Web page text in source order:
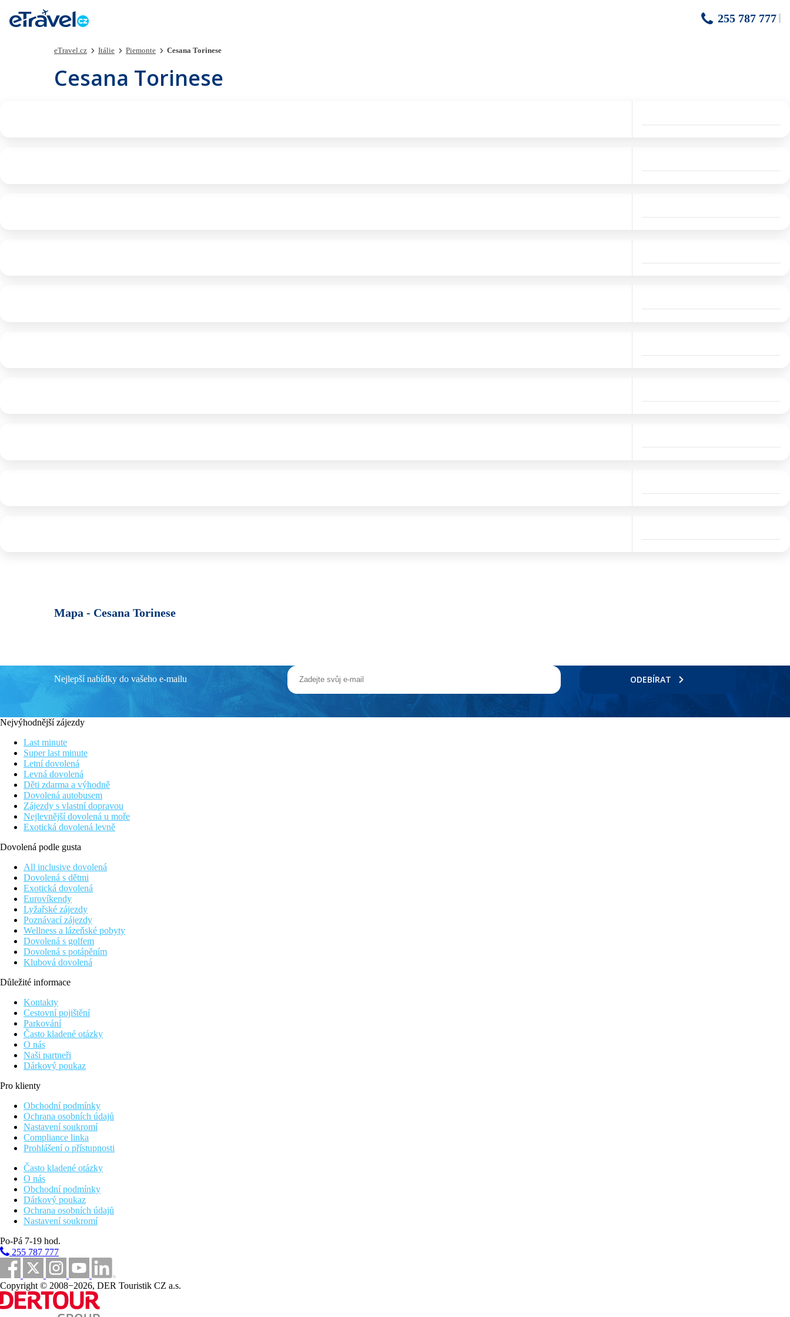
255 787 777
eTravel.cz Itálie Piemonte Cesana Torinese
Cesana Torinese
Mapa - Cesana Torinese
Nejlepší nabídky do vašeho e-mailu ODEBÍRAT
Nejvýhodnější zájezdy
Last minute
Super last minute
Letní dovolená
Levná dovolená
Děti zdarma a výhodně
Dovolená autobusem
Zájezdy s vlastní dopravou
Nejlevnější dovolená u moře
Exotická dovolená levně
Dovolená podle gusta
All inclusive dovolená
Dovolená s dětmi
Exotická dovolená
Eurovíkendy
Lyžařské zájezdy
Poznávací zájezdy
Wellness a lázeňské pobyty
Dovolená s golfem
Dovolená s potápěním
Klubová dovolená
Důležité informace
Kontakty
Cestovní pojištění
Parkování
Často kladené otázky
O nás
Naši partneři
Dárkový poukaz
Pro klienty
Obchodní podmínky
Ochrana osobních údajů
Nastavení soukromí
Compliance linka
Prohlášení o přístupnosti
Často kladené otázky
O nás
Obchodní podmínky
Dárkový poukaz
Ochrana osobních údajů
Nastavení soukromí
Po-Pá 7-19 hod.
255 787 777
Copyright © 2008−2026, DER Touristik CZ a.s.